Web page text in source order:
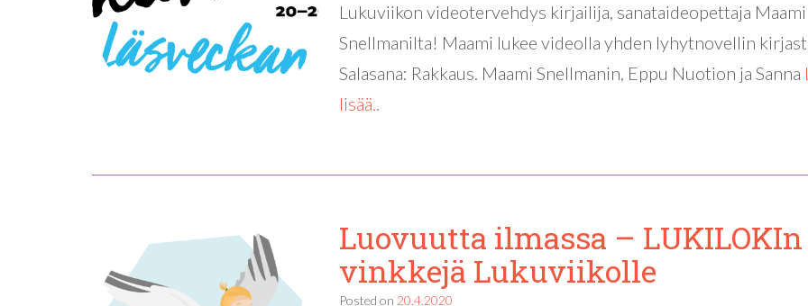
Lukuviikon videotervehdys kirjailija, sanataideopettaja Maami
Snellmanilta! Maami lukee videolla yhden lyhytnovellin
Salasana: Rakkaus. Maami Snellmanin, Eppu Nuotion ja Sanna
lisää..
Luovuutta ilmassa – LUKILOKIn
vinkkejä Lukuviikolle
Posted on 20.4.2020